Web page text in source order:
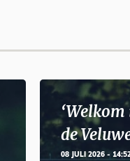
de
08 JULI 2026 -